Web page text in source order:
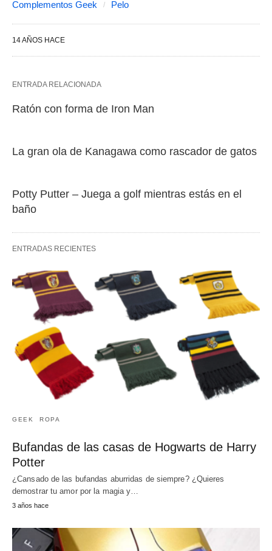
Complementos Geek Pelo
14 AÑOS HACE
ENTRADA RELACIONADA
Ratón con forma de Iron Man
La gran ola de Kanagawa como rascador de gatos
Potty Putter – Juega a golf mientras estás en el
baño
ENTRADAS RECIENTES
GEEK ROPA
Bufandas de las casas de Hogwarts de Harry
Potter
¿Cansado de las bufandas aburridas de siempre? ¿Quieres
demostrar tu amor por la magia y…
3 años hace